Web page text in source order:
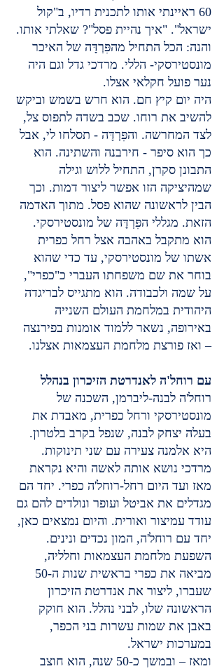
60 ראיינתי אותו לתכנית רדיו, ב"קול
ישראל". "איך נהיית פסל"? שאלתי אותו.
והנה: הכל התחיל מהפִּרְדָּה של האיכר
מונסטירסקי- הללי. מרדכי גדל וגם היה
נער פועל חקלאי אצלו.
היה יום קיץ חם. הוא חרש בשמש וביקש
להשיב את רוחו. שכב בשדה לתפוס צל,
לצד המחרשה. והפִּרְדָּה - תסלחו לי, אבל
כך הוא סיפר - חירבנה והשתינה. הוא
התבונן סקרן, התחיל ללוש וגילה
שמהיציקה הזו אפשר ליצור דמות. וכך
הבין לראשונה שהוא פסל. מתוך האדמה
הזאת. מגללי הפִּרְדָּה של מונסטירסקי.
הוא מתקבל באהבה אצל רחל כפרית
אשתו של מונסטירסקי, עד כדי שהוא
בוחר את שם משפחתו העברי כ"כפרי",
על שמה ולכבודה. הוא מתגייס לבריגדה
היהודית במלחמת העולם השנייה
באירופה, נשאר ללמוד אומנות בפירנצה
– ואז פורצת מלחמת העצמאות אצלנו.
עם רוחל'ה לאנדרטת הזיכרון בנהלל
רוחל'ה לבנה-ליברמן, השכנה של
מונסטירסקי ורחל כפרית, מאבדת את
בעלה יצחק לבנה, שנפל בקרב בלטרון.
היא אלמנה צעירה עם שני תינוקות.
מרדכי נושא אותה לאשה והיא נקראת
מאז ועד היום רחל-רוחל'ה כפרי. יחד הם
מגדלים את אביטל ועופר ונולדים להם גם
עודד עמיצור ואורית. והיום נמצאים כאן,
יחד עם רוחל'ה, המון נכדים ונינים.
השפעת מלחמת העצמאות וחלליה,
שעברו, ליצור את אנדרטת הזיכרון
הראשונה שלו, לבני נהלל. הוא חוקק
באבן את שמות עשרות בני הכפר,
במערכות ישראל.
ומאז – ובמשך כ-50 שנה, הוא חוצב